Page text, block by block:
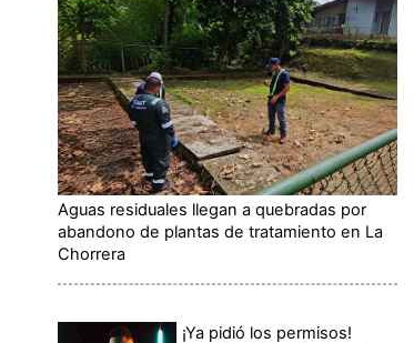
Aguas residuales llegan a quebradas por
abandono de plantas de tratamiento en La
Chorrera
¡Ya pidió los permisos!